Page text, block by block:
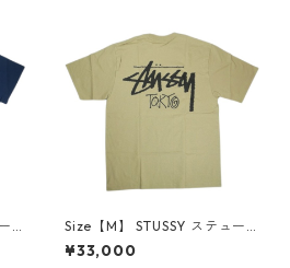
Size【M】 STUSSY ステュー
シー STOCK TOKYO TEE KAH
KI 東京限定Tシャツ ベージュ
¥33,000